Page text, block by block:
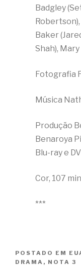
Badgley
Baker
Shah),
Fotografia
Música
Produção
Benaroya
Blu-ray e
Cor, 107 min
***
POSTADO EM
DRAMA , NOTA 3